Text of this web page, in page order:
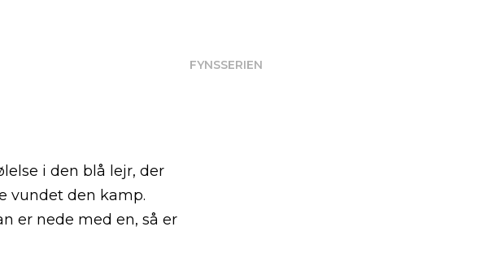
FYNSSERIEN
i den blå lejr, der
vundet den kamp.
er nede med en, så er